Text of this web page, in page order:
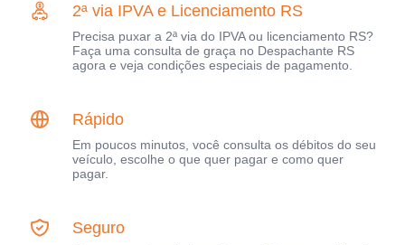
2ª via IPVA e Licenciamento RS
Precisa puxar a 2ª via do IPVA ou licenciamento RS?
Faça uma consulta de graça no Despachante RS
agora e veja condições especiais de pagamento.
Rápido
Em poucos minutos, você consulta os débitos do seu
veículo, escolhe o que quer pagar e como quer
pagar.
Seguro